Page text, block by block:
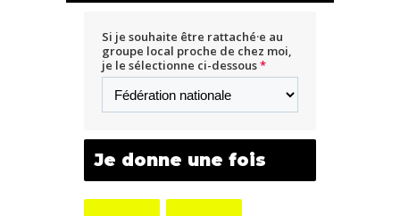
Si je souhaite être rattaché·e au
groupe local proche de chez moi,
je le sélectionne ci-dessous*
Je donne une fois